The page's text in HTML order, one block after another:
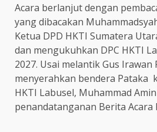
Acara berlanjut dengan
yang dibacakan
Ketua DPD HKTI Sumatera
dan mengukuhkan DPC HKTI
2027. Usai melantik Gus Irawan
menyerahkan bendera Pataka
HKTI Labusel, Muhammad
penandatanganan Berita Acara